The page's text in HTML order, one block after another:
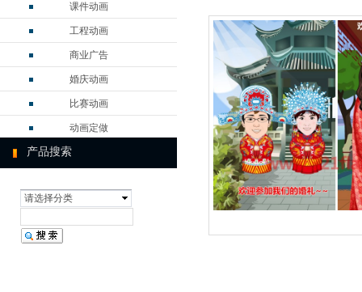
产品搜索
请选择分类
课件动画
工程动画
商业广告
婚庆动画
比赛动画
动画定做
电台动画